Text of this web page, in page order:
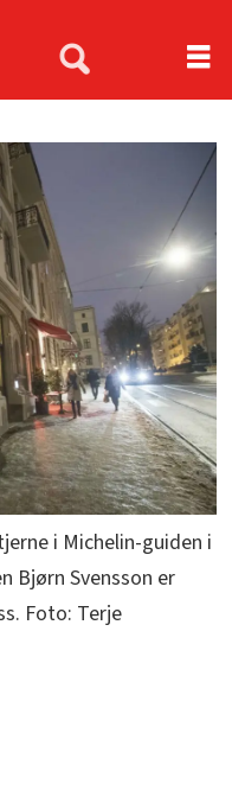
i Michelin-guiden i
Bjørn Svensson er
Foto: Terje